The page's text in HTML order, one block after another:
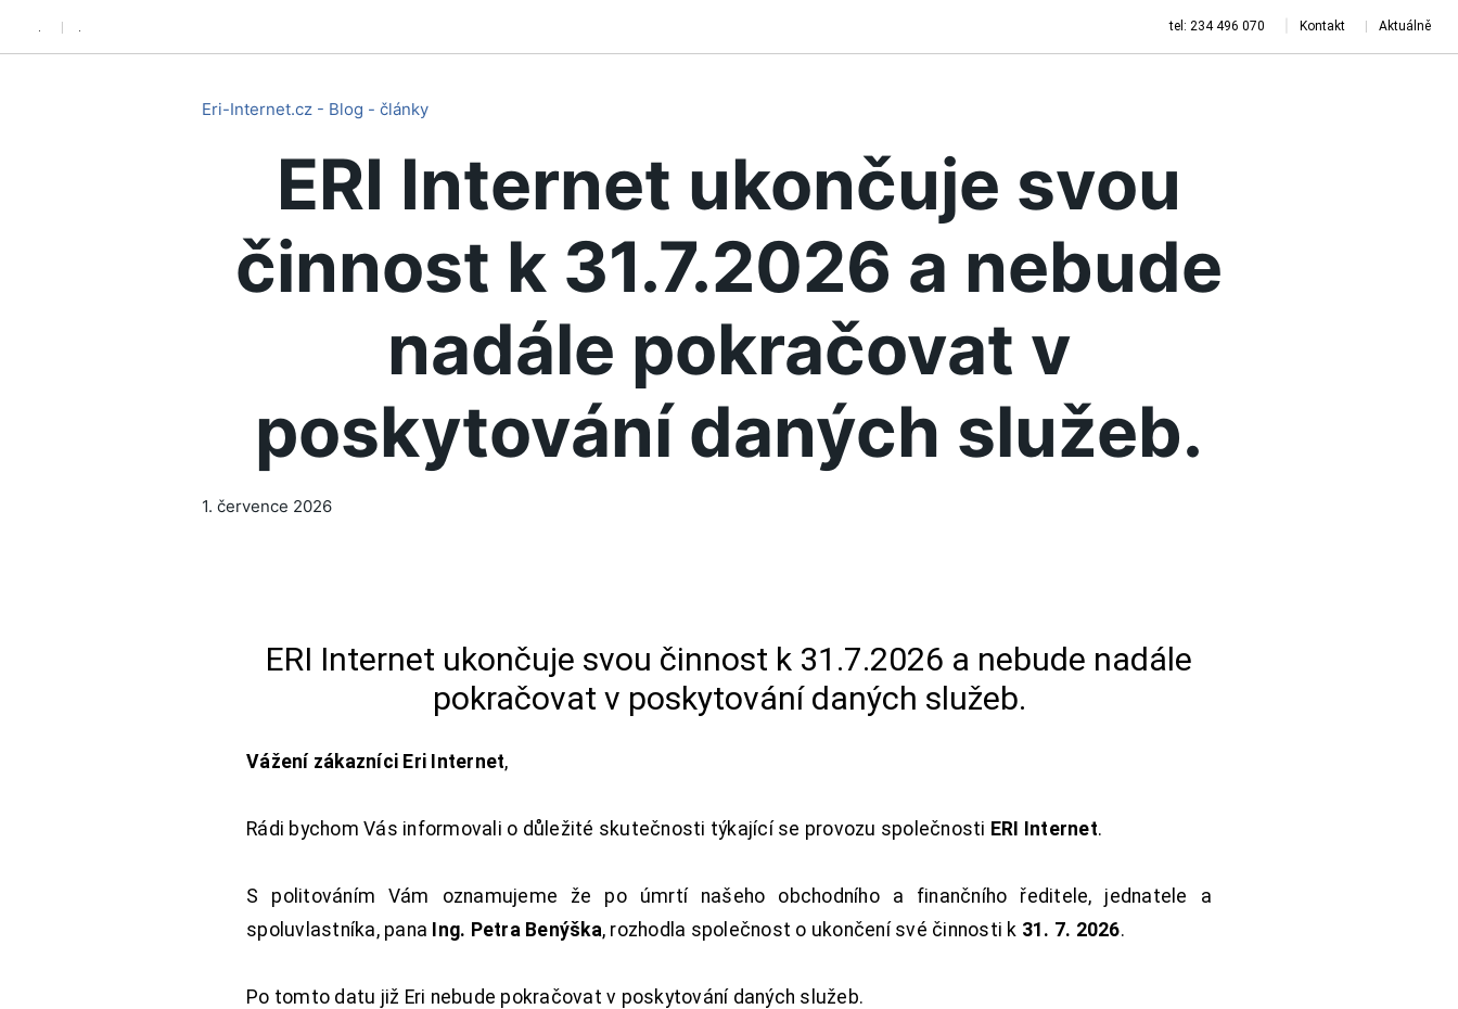
. . tel: 234 496 070 Kontakt Aktuálně
Eri-Internet.cz - Blog - články
ERI Internet ukončuje svou
činnost k 31.7.2026 a nebude
nadále pokračovat v
poskytování daných služeb.
1. července 2026
ERI Internet ukončuje svou činnost k 31.7.2026 a nebude nadále
pokračovat v poskytování daných služeb.
Vážení zákazníci Eri Internet,
Rádi bychom Vás informovali o důležité skutečnosti týkající se provozu společnosti ERI Internet.
S politováním Vám oznamujeme že po úmrtí našeho obchodního a finančního ředitele, jednatele a
spoluvlastníka, pana Ing. Petra Benýška, rozhodla společnost o ukončení své činnosti k 31. 7. 2026.
Po tomto datu již Eri nebude pokračovat v poskytování daných služeb.